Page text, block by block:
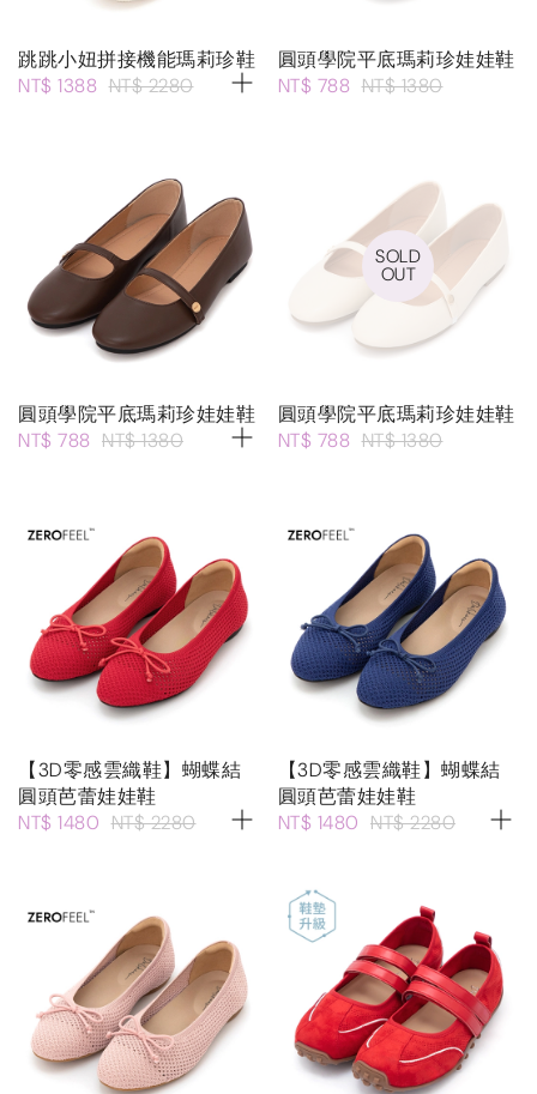
跳跳小妞拼接機能瑪莉珍鞋
NT$ 1388 NT$ 2280
圓頭學院平底瑪莉珍娃娃鞋
NT$ 788 NT$ 1380
圓頭學院平底瑪莉珍娃娃鞋
NT$ 788 NT$ 1380
SOLD
OUT
圓頭學院平底瑪莉珍娃娃鞋
NT$ 788 NT$ 1380
【3D零感雲織鞋】蝴蝶結
圓頭芭蕾娃娃鞋
NT$ 1480 NT$ 2280
【3D零感雲織鞋】蝴蝶結
圓頭芭蕾娃娃鞋
NT$ 1480 NT$ 2280